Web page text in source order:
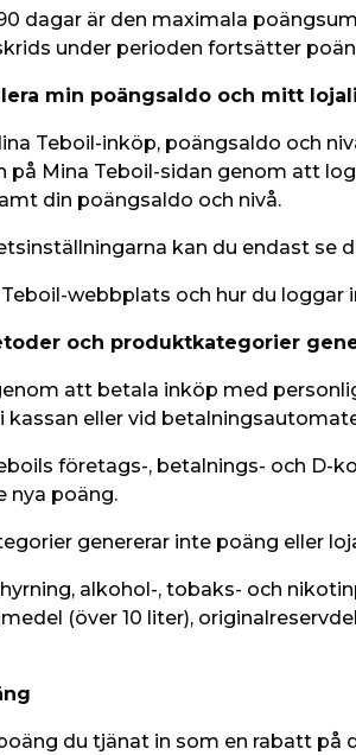
dagar är den maximala
under perioden fortsätter
min poängsaldo och mitt
Teboil-inköp, poängsaldo och
på Mina Teboil-sidan genom att
din poängsaldo och nivå.
kan du endast se
webbplats och hur du loggar
och produktkategorier
att betala inköp med
eller vid
företags-, betalnings- och D-
nya poäng.
genererar inte poäng eller
alkohol-, tobaks- och
(över 10 liter),
du tjänat in som en rabatt